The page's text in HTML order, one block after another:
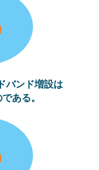
バンド増設は
ある。